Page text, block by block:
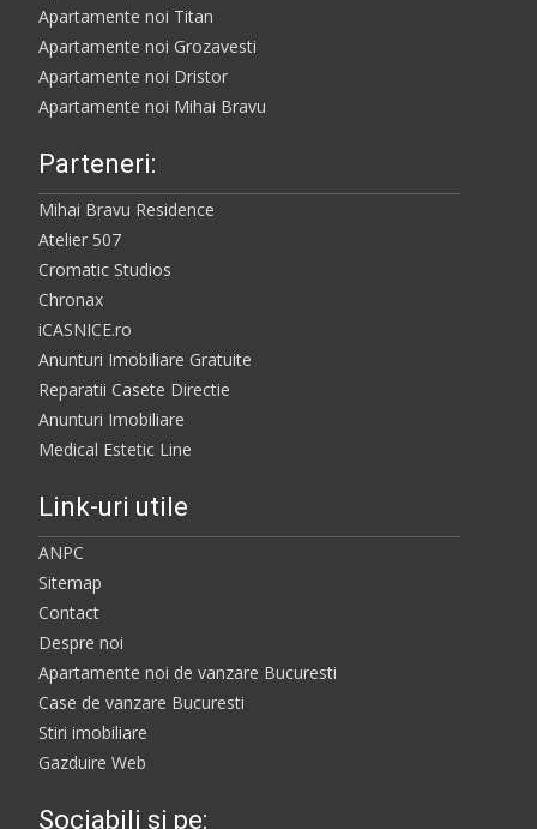
Apartamente noi Titan
Apartamente noi Grozavesti
Apartamente noi Dristor
Apartamente noi Mihai Bravu
Parteneri:
Mihai Bravu Residence
Atelier 507
Cromatic Studios
Chronax
iCASNICE.ro
Anunturi Imobiliare Gratuite
Reparatii Casete Directie
Anunturi Imobiliare
Medical Estetic Line
Link-uri utile
ANPC
Sitemap
Contact
Despre noi
Apartamente noi de vanzare Bucuresti
Case de vanzare Bucuresti
Stiri imobiliare
Gazduire Web
Sociabili si pe: